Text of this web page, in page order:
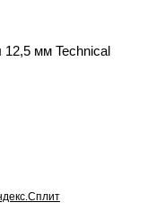
12,5 мм Technical